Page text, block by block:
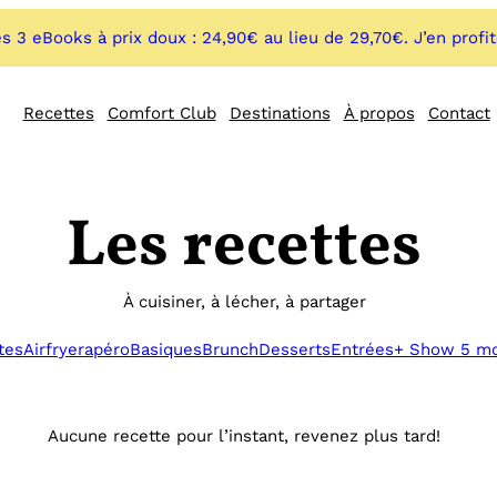
3 eBooks à prix doux : 24,90€ au lieu de 29,70€. J’en
Recettes Comfort Club Destinations À propos Contact
Les recettes
À cuisiner, à lécher, à partager
AirfryerapéroBasiquesBrunchDessertsEntrées+ Show 5
Aucune recette pour l’instant, revenez plus tard!